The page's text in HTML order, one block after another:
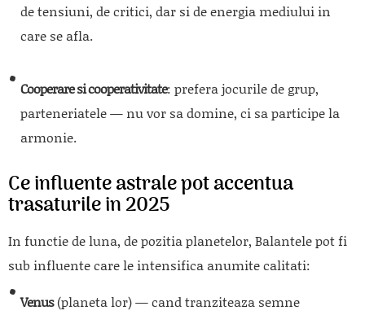
de tensiuni, de critici, dar si de energia mediului in
care se afla.
Cooperare si cooperativitate: prefera jocurile de grup,
parteneriatele — nu vor sa domine, ci sa participe la
armonie.
Ce influente astrale pot accentua
trasaturile in 2025
In functie de luna, de pozitia planetelor, Balantele pot fi
sub influente care le intensifica anumite calitati:
Venus(planeta lor) — cand tranziteaza semne